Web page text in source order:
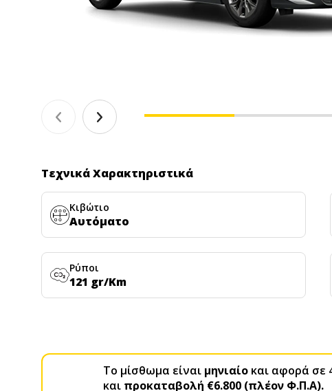
Τεχνικά Χαρακτηριστικά
Κιβώτιο
Αυτόματο
Ρύποι
121 gr/Km
Το μίσθωμα είναι μηνιαίο και αφορά σε
και προκαταβολή €6.800 (πλέον Φ.Π.Α).